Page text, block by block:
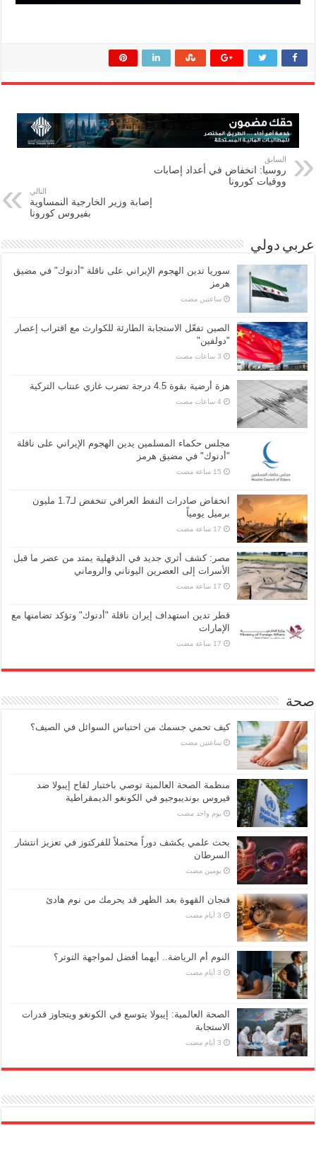
السابق
روسيا: انخفاض في أعداد إصابات
ووفيات كورونا
التالي
إصابة وزير الخارجية النمساوية
بفيروس كورونا
عربي دولي
سوريا تدين الهجوم الإيراني على ناقلة "أدنوك" في مضيق
هرمز ‏
‏ساعتين مضت
الصين تفعّل الاستجابة الطارئة للكوارث مع اقتراب إعصار
"دولفين"
هزة أرضية بقوة 4.5 درجة تضرب غازي عنتاب التركية
مجلس حكماء المسلمين يدين الهجوم الإيراني على ناقلة
"أدنوك" في مضيق هرمز
انخفاض صادرات النفط العراقي تنخفض لـ1.7 مليون
برميل يومياً
مصر: كشف أثري جديد في الدقهلية يمتد من عصر ما قبل
الأسرات إلى العصرين اليوناني والروماني
قطر تدين استهداف إيران ناقلة "أدنوك" وتؤكد تضامنها مع
الإمارات
صحة
كيف تحمي جسمك من احتباس السوائل في الصيف؟
‏ساعتين مضت
منظمة الصحة العالمية توصي باختبار لقاح إيبولا ضد
فيروس بونديبوجيو في الكونغو الديمقراطية
‏يوم واحد مضت
بحث علمي يكشف دوراً محتملاً للفركتوز في تعزيز انتشار
السرطان
‏يومين مضت
فنجان القهوة بعد الظهر قد يحرمك من نوم هادئ
النوم أم الرياضة.. أيهما أفضل لمواجهة التوتر؟
الصحة العالمية: إيبولا يتوسع في الكونغو ويتجاوز قدرات
الاستجابة